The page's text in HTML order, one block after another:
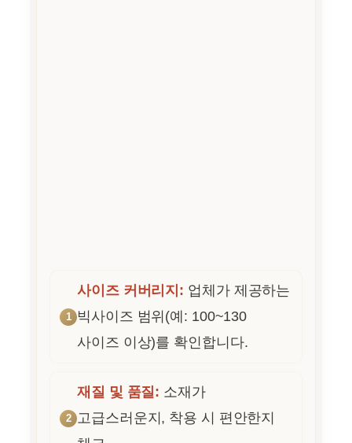
사이즈 커버리지: 업체가 제공하는
빅사이즈 범위(예: 100~130
사이즈 이상)를 확인합니다.
재질 및 품질: 소재가
고급스러운지, 착용 시 편안한지